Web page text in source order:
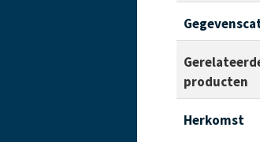
producten
Herkomst